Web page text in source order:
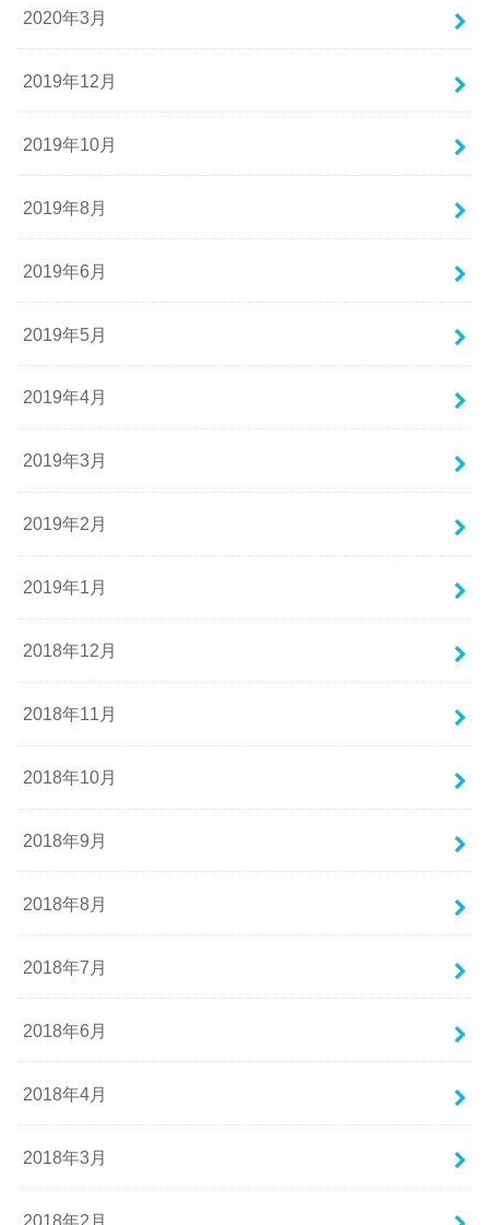
2020年3月
2019年12月
2019年10月
2019年8月
2019年6月
2019年5月
2019年4月
2019年3月
2019年2月
2019年1月
2018年12月
2018年11月
2018年10月
2018年9月
2018年8月
2018年7月
2018年6月
2018年4月
2018年3月
2018年2月